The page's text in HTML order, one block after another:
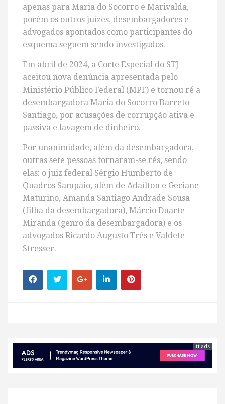
apenas para Maria do Socorro e Marivalda,
porém os outros juízes, desembargadores e
advogados apontados como participantes do
esquema seguem sendo investigados.
Em abril de 2024, a Corte Especial do STJ
aceitou nova denúncia apresentada pelo
Ministério Público Federal (MPF) e tornou ré a
desembargadora Maria do Socorro Barreto
Santiago, por acusações de corrupção ativa e
passiva e lavagem de dinheiro.
Por unanimidade, além da desembargadora,
outras sete pessoas tornaram-se rés, sendo
elas: o juiz federal Sérgio Humberto de
Quadros Sampaio, além de Adaílton e Geciane
Maturino, Amanda Santiago Andrade Sousa
(filha da desembargadora), Márcio Duarte
Miranda (genro da desembargadora) e os
advogados Ricardo Augusto Três e Valdete
Stresser.
tt ads